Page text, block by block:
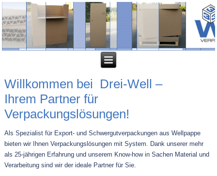
Willkommen bei Drei-Well –
Ihrem Partner für
Verpackungslösungen!
Als Spezialist für Export- und Schwergutverpackungen aus Wellpappe
bieten wir Ihnen Verpackungslösungen mit System. Dank unserer mehr
als 25-jährigen Erfahrung und unserem Know-how in Sachen Material und
Verarbeitung sind wir der ideale Partner für Sie.